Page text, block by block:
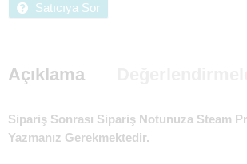
Satıcıya Sor
Açıklama
Sipariş Sonrası Sipariş Notunuza Steam
Yazmanız Gerekmektedir.